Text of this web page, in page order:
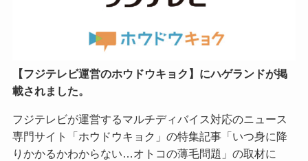
【フジテレビ運営のホウドウキョク】にハゲランドが掲
載されました。
フジテレビが運営するマルチディバイス対応のニュース
専門サイト「ホウドウキョク」の特集記事「いつ身に降
りかかるかわからない…オトコの薄毛問題」の取材に